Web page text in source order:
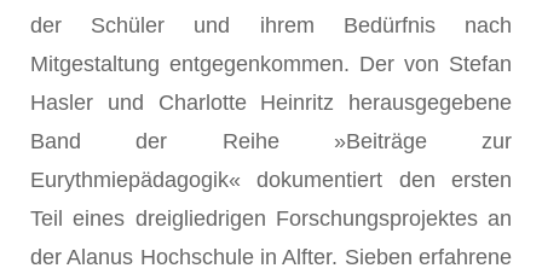
der Schüler und ihrem Bedürfnis nach
Mitgestaltung entgegenkommen. Der von Stefan
Hasler und Charlotte Heinritz herausgegebene
Band der Reihe »Beiträge zur
Eurythmiepädagogik« dokumentiert den ersten
Teil eines dreigliedrigen Forschungsprojektes an
der Alanus Hochschule in Alfter. Sieben erfahrene